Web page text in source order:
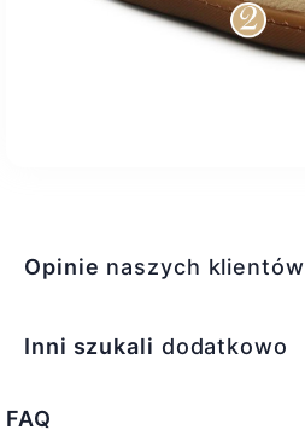
Opinie naszych klientów
Inni szukali dodatkowo
FAQ